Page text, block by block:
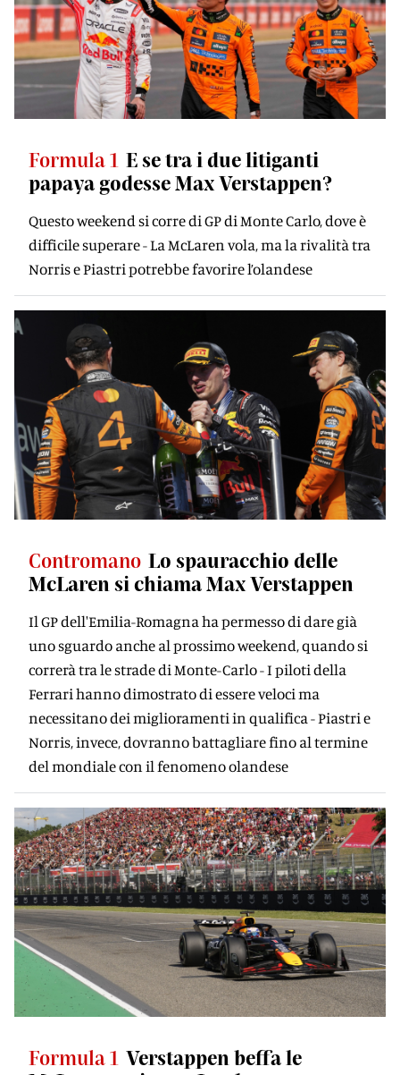
Formula 1 E se tra i due litiganti
papaya godesse Max Verstappen?
Questo weekend si corre di GP di Monte Carlo, dove è
difficile superare - La McLaren vola, ma la rivalità tra
Norris e Piastri potrebbe favorire l’olandese
Contromano Lo spauracchio delle
McLaren si chiama Max Verstappen
Il GP dell'Emilia-Romagna ha permesso di dare già
uno sguardo anche al prossimo weekend, quando si
correrà tra le strade di Monte-Carlo - I piloti della
Ferrari hanno dimostrato di essere veloci ma
necessitano dei miglioramenti in qualifica - Piastri e
Norris, invece, dovranno battagliare fino al termine
del mondiale con il fenomeno olandese
Formula 1 Verstappen beffa le